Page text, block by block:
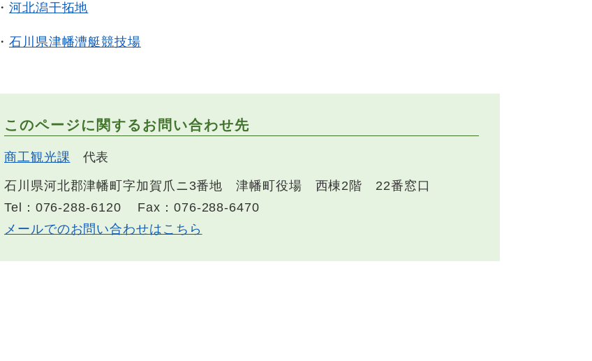
・ 河北潟干拓地
・ 石川県津幡漕艇競技場
このページに関するお問い合わせ先
商工観光課 代表
石川県河北郡津幡町字加賀爪ニ3番地 津幡町役場 西棟2階 22番窓口
Tel：076-288-6120
Fax：076-288-6470
メールでのお問い合わせはこちら